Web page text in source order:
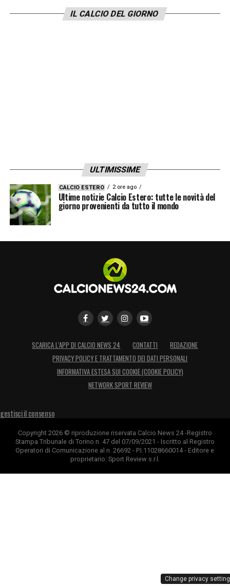
IL CALCIO DEL GIORNO
ULTIMISSIME
CALCIO ESTERO 2 ore ago
Ultime notizie Calcio Estero: tutte le novità del
giorno provenienti da tutto il mondo
SCARICA L’APP DI CALCIO NEWS 24 CONTATTI
REDAZIONE
PRIVACY POLICY E TRATTAMENTO DEI DATI PERSONALI
INFORMATIVA ESTESA SUI COOKIE (COOKIE POLICY)
NETWORK SPORT REVIEW
gestisci il consenso
Copyright 2026 © riproduzione riservata Calcio News 24 -Registro
Stampa Tribunale di Torino n. 47 del 07/09/2021 - Iscritto al Registro
Operatori di Comunicazione al n. 26692 - P.I.11028660014 - Editore e
proprietario: Sport Review s.r.l.
Change privacy